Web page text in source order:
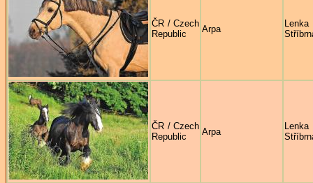
ČR / Czech
Republic
Arpa
Lenka
ČR / Czech
Republic
Arpa
Lenka